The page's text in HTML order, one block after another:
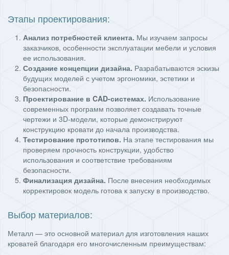
Этапы проектирования:
Анализ потребностей клиента. Мы изучаем запросы
заказчиков, особенности эксплуатации мебели и условия
ее использования.
Создание концепции дизайна. Разрабатываются эскизы
будущих моделей с учетом эргономики, эстетики и
безопасности.
Проектирование в CAD-системах. Использование
современных программ позволяет создавать точные
чертежи и 3D-модели, которые демонстрируют
конструкцию кровати до начала производства.
Тестирование прототипов. На этапе тестирования мы
проверяем прочность конструкции, удобство
использования и соответствие требованиям
безопасности.
Финализация дизайна. После внесения необходимых
корректировок модель готова к запуску в производство.
Выбор материалов:
Металл — это основной материал для изготовления наших
кроватей благодаря его многочисленным преимуществам: